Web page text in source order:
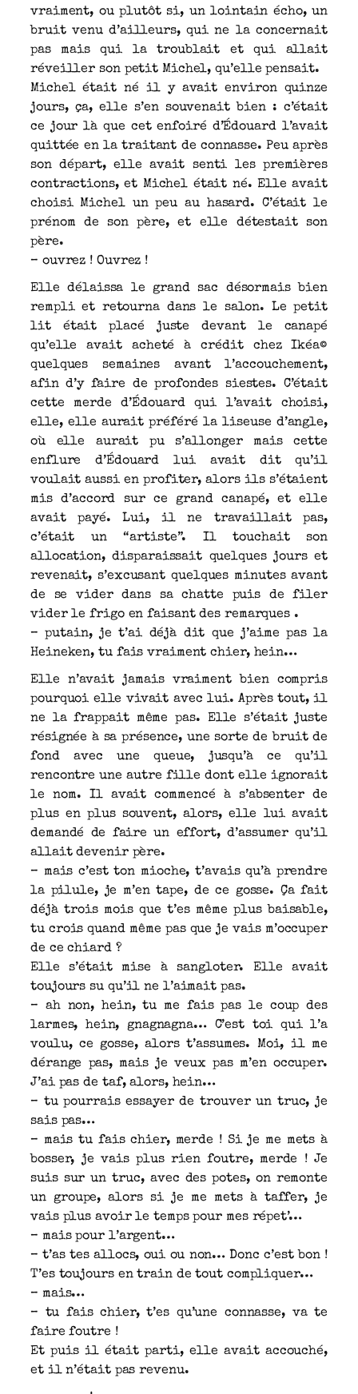
vraiment, ou plutôt si, un lointain écho, un
bruit venu d’ailleurs, qui ne la concernait
pas mais qui la troublait et qui allait
réveiller son petit Michel, qu’elle pensait.
Michel était né il y avait environ quinze
jours, ça, elle s’en souvenait bien : c’était
ce jour là que cet enfoiré d’Édouard l’avait
quittée en la traitant de connasse. Peu après
son départ, elle avait senti les premières
contractions, et Michel était né. Elle avait
choisi Michel un peu au hasard. C’était le
prénom de son père, et elle détestait son
père.
– ouvrez ! Ouvrez !
Elle délaissa le grand sac désormais bien
rempli et retourna dans le salon. Le petit
lit était placé juste devant le canapé
qu’elle avait acheté à crédit chez Ikéa©
quelques semaines avant l’accouchement,
afin d’y faire de profondes siestes. C’était
cette merde d’Édouard qui l’avait choisi,
elle, elle aurait préféré la liseuse d’angle,
où elle aurait pu s’allonger mais cette
enflure d’Édouard lui avait dit qu’il
voulait aussi en profiter, alors ils s’étaient
mis d’accord sur ce grand canapé, et elle
avait payé. Lui, il ne travaillait pas,
c’était un “artiste”. Il touchait son
allocation, disparaissait quelques jours et
revenait, s’excusant quelques minutes avant
de se vider dans sa chatte puis de filer
vider le frigo en faisant des remarques .
– putain, je t’ai déjà dit que j’aime pas la
Heineken, tu fais vraiment chier, hein…
Elle n’avait jamais vraiment bien compris
pourquoi elle vivait avec lui. Après tout, il
ne la frappait même pas. Elle s’était juste
résignée à sa présence, une sorte de bruit de
fond avec une queue, jusqu’à ce qu’il
rencontre une autre fille dont elle ignorait
le nom. Il avait commencé à s’absenter de
plus en plus souvent, alors, elle lui avait
demandé de faire un effort, d’assumer qu’il
allait devenir père.
– mais c’est ton mioche, t’avais qu’à prendre
la pilule, je m’en tape, de ce gosse. Ça fait
déjà trois mois que t’es même plus baisable,
tu crois quand même pas que je vais m’occuper
de ce chiard ?
Elle s’était mise à sangloter. Elle avait
toujours su qu’il ne l’aimait pas.
– ah non, hein, tu me fais pas le coup des
larmes, hein, gnagnagna… C’est toi qui l’a
voulu, ce gosse, alors t’assumes. Moi, il me
dérange pas, mais je veux pas m’en occuper.
J’ai pas de taf, alors, hein…
– tu pourrais essayer de trouver un truc, je
sais pas…
– mais tu fais chier, merde ! Si je me mets à
bosser, je vais plus rien foutre, merde ! Je
suis sur un truc, avec des potes, on remonte
un groupe, alors si je me mets à taffer, je
vais plus avoir le temps pour mes répet’…
– mais pour l’argent…
– t’as tes allocs, oui ou non… Donc c’est bon !
T’es toujours en train de tout compliquer…
– mais…
– tu fais chier, t’es qu’une connasse, va te
faire foutre !
Et puis il était parti, elle avait accouché,
et il n’était pas revenu.